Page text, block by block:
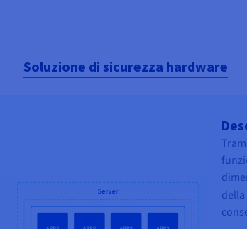
Soluzione di sicurezza hardware